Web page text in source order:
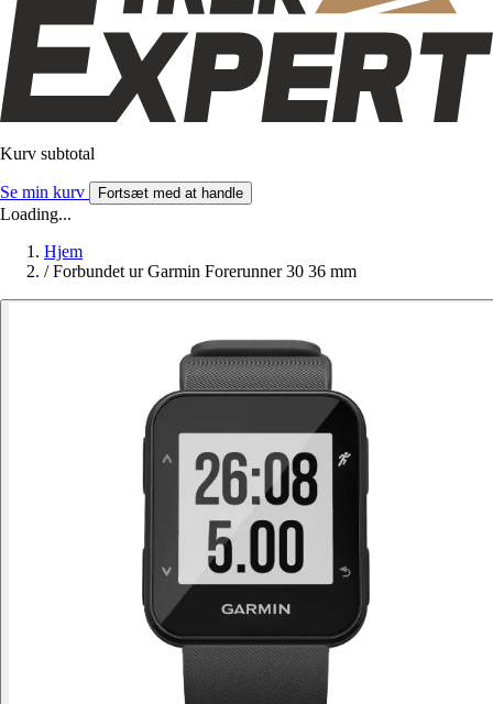
Kurv subtotal
Se min kurv Fortsæt med at handle
Loading...
Hjem
/ Forbundet ur Garmin Forerunner 30 36 mm